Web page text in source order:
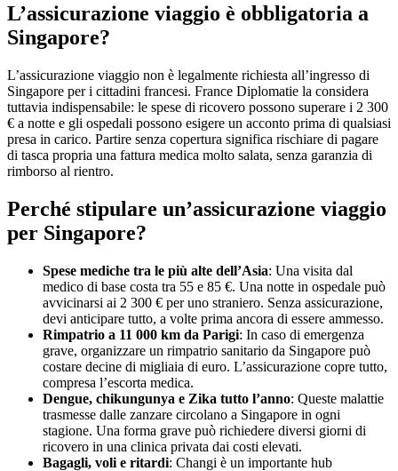
L’assicurazione viaggio è obbligatoria a
Singapore?
L’assicurazione viaggio non è legalmente richiesta all’ingresso di
Singapore per i cittadini francesi. France Diplomatie la considera
tuttavia indispensabile: le spese di ricovero possono superare i 2 300
€ a notte e gli ospedali possono esigere un acconto prima di qualsiasi
presa in carico. Partire senza copertura significa rischiare di pagare
di tasca propria una fattura medica molto salata, senza garanzia di
rimborso al rientro.
Perché stipulare un’assicurazione viaggio
per Singapore?
Spese mediche tra le più alte dell’Asia: Una visita dal
medico di base costa tra 55 e 85 €. Una notte in ospedale può
avvicinarsi ai 2 300 € per uno straniero. Senza assicurazione,
devi anticipare tutto, a volte prima ancora di essere ammesso.
Rimpatrio a 11 000 km da Parigi: In caso di emergenza
grave, organizzare un rimpatrio sanitario da Singapore può
costare decine di migliaia di euro. L’assicurazione copre tutto,
compresa l’escorta medica.
Dengue, chikungunya e Zika tutto l’anno: Queste malattie
trasmesse dalle zanzare circolano a Singapore in ogni
stagione. Una forma grave può richiedere diversi giorni di
ricovero in una clinica privata dai costi elevati.
Bagagli, voli e ritardi: Changi è un importante hub